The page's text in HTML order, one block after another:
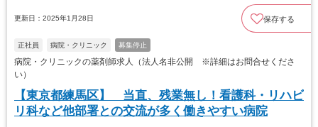
更新日：2025年1月28日 保存する
正社員 病院・クリニック 募集停止
病院・クリニックの薬剤師求人（法人名非公開 ※詳細はお問合せくださ
い）
【東京都練馬区】 当直、残業無し！看護科・リハビ
リ科など他部署との交流が多く働きやすい病院